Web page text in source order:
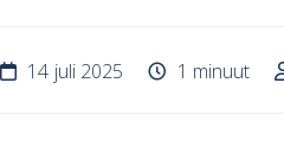
14 juli 2025 1 minuut